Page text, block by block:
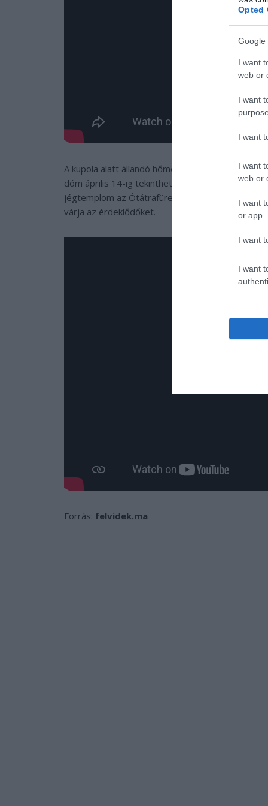
Opted
Google
I want
web or
I want
I want
I want
web or
I want
or app.
I want
I want
A kupola alatt állandó hőmérséklet biztosítja a
dóm április 14-ig tekinthető meg a Tarajkán,
jégtemplom az Ótátrafüredről induló siklóval
várja az érdeklődőket.
Forrás: felvidek.ma